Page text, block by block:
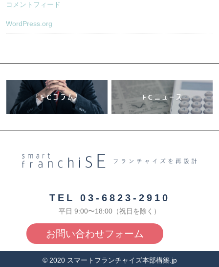
コメントフィード
WordPress.org
TEL 03-6823-2910
平日 9:00〜18:00（祝日を除く）
お問い合わせフォーム
© 2020 スマートフランチャイズ本部構築.jp